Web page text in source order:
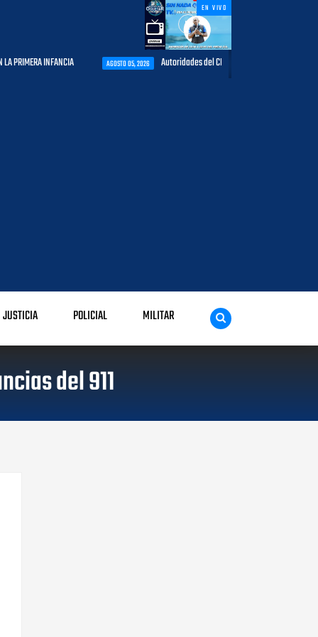
EN VIVO
AGOSTO 05, 2026 Autoridades del CESAC y explotadores de aeronaves
JUSTICIA POLICIAL MILITAR
del 911